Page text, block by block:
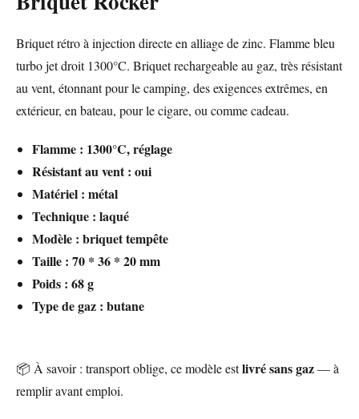
Briquet rétro à injection directe en alliage de zinc. Flamme bleu
turbo jet droit 1300°C. Briquet rechargeable au gaz, très résistant
au vent, étonnant pour le camping, des exigences extrêmes, en
extérieur, en bateau, pour le cigare, ou comme cadeau.
Flamme : 1300°C, réglage
Résistant au vent : oui
Matériel : métal
Technique : laqué
Modèle : briquet tempête
Taille : 70 * 36 * 20 mm
Poids : 68 g
Type de gaz : butane
📦 À savoir : transport oblige, ce modèle estlivré sans gaz— à
remplir avant emploi.